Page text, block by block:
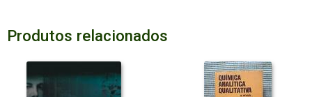
Produtos relacionados